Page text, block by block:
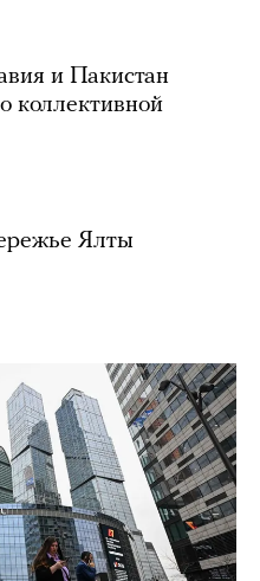
и Пакистан
коллективной
Ялты